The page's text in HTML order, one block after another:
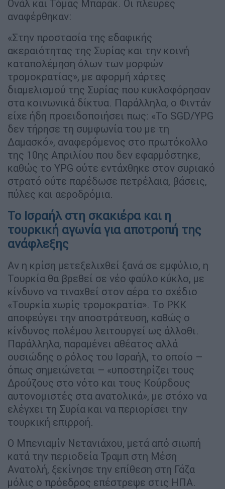
Ονάλ και Τόμας Μπαράκ. Οι πλευρές
αναφέρθηκαν:
«Στην προστασία της εδαφικής
ακεραιότητας της Συρίας και την κοινή
καταπολέμηση όλων των μορφών
τρομοκρατίας», με αφορμή χάρτες
διαμελισμού της Συρίας που κυκλοφόρησαν
στα κοινωνικά δίκτυα. Παράλληλα, ο Φιντάν
είχε ήδη προειδοποιήσει πως: «Το SGD/YPG
δεν τήρησε τη συμφωνία του με τη
Δαμασκό», αναφερόμενος στο πρωτόκολλο
της 10ης Απριλίου που δεν εφαρμόστηκε,
καθώς το YPG ούτε εντάχθηκε στον συριακό
στρατό ούτε παρέδωσε πετρέλαια, βάσεις,
πύλες και αεροδρόμια.
Το Ισραήλ στη σκακιέρα και η
τουρκική αγωνία για αποτροπή της
ανάφλεξης
Αν η κρίση μετεξελιχθεί ξανά σε εμφύλιο, η
Τουρκία θα βρεθεί σε νέο φαύλο κύκλο, με
κίνδυνο να τιναχθεί στον αέρα το σχέδιο
«Τουρκία χωρίς τρομοκρατία». Το PKK
αποφεύγει την αποστράτευση, καθώς ο
κίνδυνος πολέμου λειτουργεί ως άλλοθι.
Παράλληλα, παραμένει αθέατος αλλά
ουσιώδης ο ρόλος του Ισραήλ, το οποίο –
όπως σημειώνεται – «υποστηρίζει τους
Δρούζους στο νότο και τους Κούρδους
αυτονομιστές στα ανατολικά», με στόχο να
ελέγχει τη Συρία και να περιορίσει την
τουρκική επιρροή.
Ο Μπενιαμίν Νετανιάχου, μετά από σιωπή
κατά την περιοδεία Τραμπ στη Μέση
Ανατολή, ξεκίνησε την επίθεση στη Γάζα
μόλις ο πρόεδρος επέστρεψε στις ΗΠΑ.